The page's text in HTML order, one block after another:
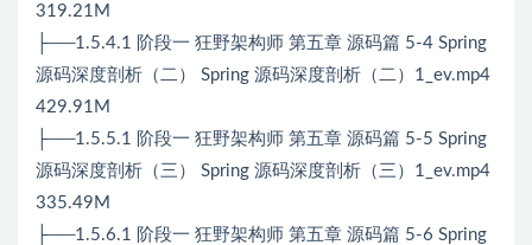
319.21M
├──1.5.4.1 阶段一 狂野架构师 第五章 源码篇 5-4 Spring
源码深度剖析（二） Spring 源码深度剖析（二）1_ev.mp4
429.91M
├──1.5.5.1 阶段一 狂野架构师 第五章 源码篇 5-5 Spring
源码深度剖析（三） Spring 源码深度剖析（三）1_ev.mp4
335.49M
├──1.5.6.1 阶段一 狂野架构师 第五章 源码篇 5-6 Spring